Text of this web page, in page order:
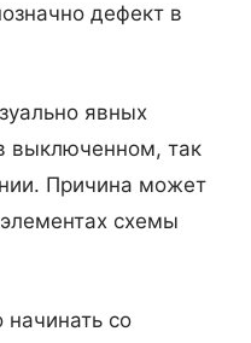
дефект в
явных
выключенном, так
Причина может
схемы
начинать со